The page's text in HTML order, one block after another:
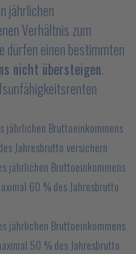
jährlichen
Verhältnis zum
dürfen einen bestimmten
nicht übersteigen.
jährlichen Bruttoeinkommens
Jahresbrutto versichern
jährlichen Bruttoeinkommens
60 % des Jahresbrutto
jährlichen Bruttoeinkommens
50 % des Jahresbrutto